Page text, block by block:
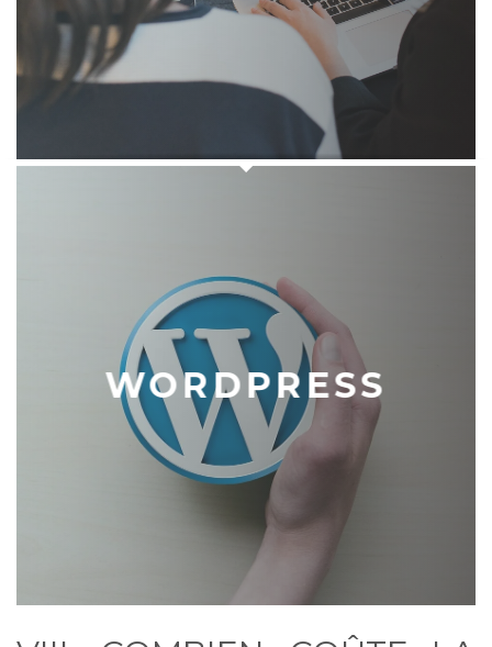
WORDPRESS